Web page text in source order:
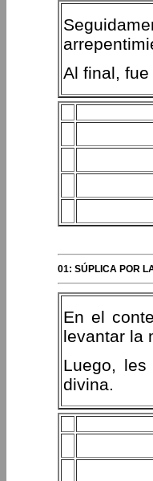
Al final,
01: SÚPLICA POR
En el
levantar la
Luego,
divina.